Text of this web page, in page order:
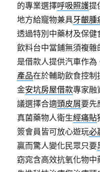
的專業選擇呼吸照護提
地方給寵物兼具牙齦腫
透過特別中藥材及保健
飲料台中當鋪無須複雜
是借款人提供汽車作
產品在於輔助飲食控
金安坑房屋借款專家融
議選擇合適頭皮屑要先
真菌藥物人衛生經痛貼
簽會員皆可放心遊玩必
贏而驚人變化民眾只要
窈窕含高效抗氧化物中